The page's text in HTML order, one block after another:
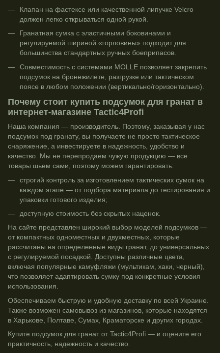
Клапан на фастексе или качественной липучке Velcro
должен легко открываться одной рукой.
Гранатная сумка с эластичными боковинами и
регулируемой шириной «горловины» подходит для
большинства стандартных ручных боеприпасов.
Совместимость с системами MOLLE позволяет закрепить
подсумок на бронежилете, разгрузке или тактическом
поясе в любом положении (вертикально/горизонтально).
Почему стоит купить подсумок для гранат в
интернет-магазине Tactic4Profi
Наша компания — производитель. Поэтому, заказывая у нас
подсумок под гранату, вы получаете не просто тактическое
снаряжение, а инвестируете в надежность, удобство и
качество. Мы не перепродаем чужую продукцию — все
товары шьем сами, поэтому можем гарантировать:
строгий контроль за изготовлением тактических сумок на
каждом этапе — от подбора материала до тестирования и
упаковки готового изделия;
доступную стоимость без скрытых наценок.
На сайте представлен широкий выбор моделей подсумков —
от компактных одноместных и двухместных, которые
рассчитаны на определенные виды гранат, до универсальных
с регулируемой посадкой. Доступны различные цвета,
включая популярные камуфляжи (мультикам, хаки, черный),
что позволяет адаптировать сумку под конкретные условия
использования.
Обеспечиваем быструю и удобную доставку по всей Украине.
Также возможен самовывоз из магазинов, которые находятся
в Харькове, Полтаве, Сумах, Краматорске и других городах.
Купите подсумок для гранат от Tactic4Profi — и оцените его
практичность, надежность и качество.